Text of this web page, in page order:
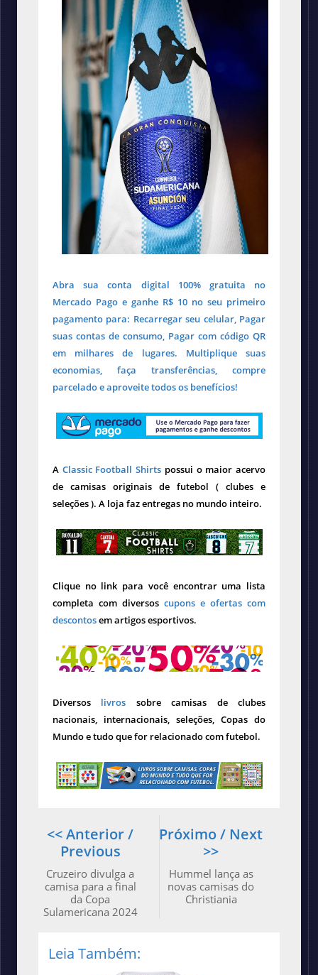
Abra sua conta digital 100% gratuita no
Mercado Pago e ganhe R$ 10 no seu primeiro
pagamento para: Recarregar seu celular, Pagar
suas contas de consumo, Pagar com código QR
em milhares de lugares. Multiplique suas
economias, faça transferências, compre
parcelado e aproveite todos os benefícios!
A Classic Football Shirts possui o maior acervo
de camisas originais de futebol ( clubes e
seleções ). A loja faz entregas no mundo inteiro.
Clique no link para você encontrar uma lista
completa com diversos cupons e ofertas com
descontosem artigos esportivos.
Diversos livros sobre camisas de clubes
nacionais, internacionais, seleções, Copas do
Mundo e tudo que for relacionado com futebol.
Próximo / Next
>>
Hummel lança as
novas camisas do
Christiania
<< Anterior /
Previous
Cruzeiro divulga a
camisa para a final
da Copa
Sulamericana 2024
Leia Também: